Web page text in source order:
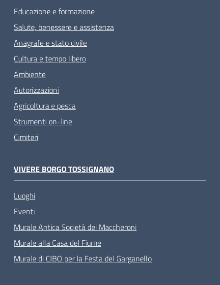
Educazione e formazione
Salute, benessere e assistenza
Anagrafe e stato civile
Cultura e tempo libero
Ambiente
Autorizzazioni
Agricoltura e pesca
Strumenti on-line
Cimiteri
VIVERE BORGO TOSSIGNANO
Luoghi
Eventi
Murale Antica Società dei Maccheroni
Murale alla Casa del Fiume
Murale di CIBO per la Festa del Garganello